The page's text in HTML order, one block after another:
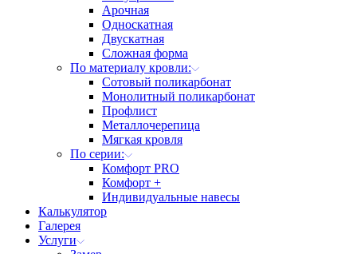
Арочная
Односкатная
Двускатная
Сложная форма
По материалу кровли:
Сотовый поликарбонат
Монолитный поликарбонат
Профлист
Металлочерепица
Мягкая кровля
По серии:
Комфорт PRO
Комфорт +
Индивидуальные навесы
Калькулятор
Галерея
Услуги